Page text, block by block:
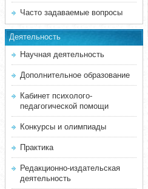
Часто задаваемые вопросы
Деятельность
Научная деятельность
Дополнительное образование
Кабинет психолого-
педагогической помощи
Конкурсы и олимпиады
Практика
Редакционно-издательская
деятельность